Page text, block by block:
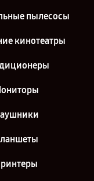
evVs15a6031r4 в г.
пылесосы
кинотеатры